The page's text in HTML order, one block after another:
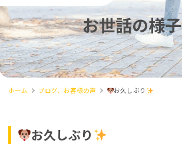
お世話の様子
ホーム ブログ、お客様の声 お久しぶり
お久しぶり